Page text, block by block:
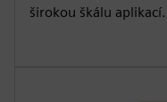
širokou škálu aplikací.